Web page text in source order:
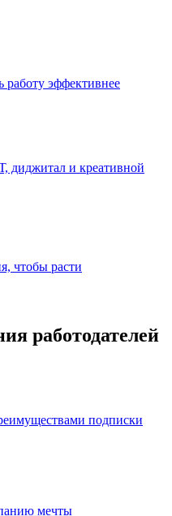
работу эффективнее
диджитал и креативной
чтобы расти
работодателей
подписки
мечты